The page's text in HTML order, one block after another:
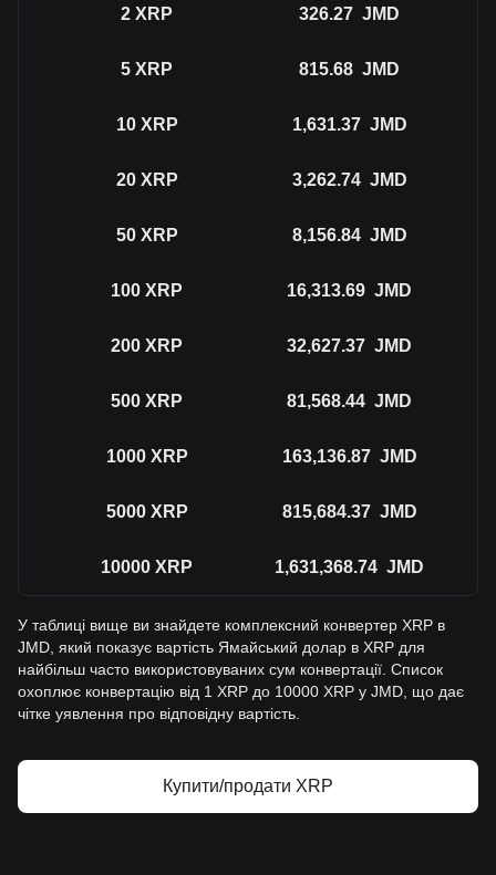
2 XRP 326.27 JMD
5 XRP 815.68 JMD
10 XRP 1,631.37 JMD
20 XRP 3,262.74 JMD
50 XRP 8,156.84 JMD
100 XRP 16,313.69 JMD
200 XRP 32,627.37 JMD
500 XRP 81,568.44 JMD
1000 XRP 163,136.87 JMD
5000 XRP 815,684.37 JMD
10000 XRP 1,631,368.74 JMD
У таблиці вище ви знайдете комплексний конвертер XRP в
JMD, який показує вартість Ямайський долар в XRP для
найбільш часто використовуваних сум конвертації. Список
охоплює конвертацію від 1 XRP до 10000 XRP у JMD, що дає
чітке уявлення про відповідну вартість.
Купити/продати XRP